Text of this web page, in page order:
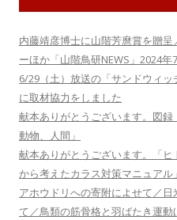
内藤靖彦博士に山階芳麿賞を贈
ーほか「山階鳥研NEWS」2024年
6/29（土）放送の「サンドウィッ
に取材協力をしました
献本ありがとうございます。図録
動物、人間」
献本ありがとうございます。「
から考えたカラス対策マニュアル」
アホウドリへの寄附によせて／
て／鳥類の筋骨格と羽ばたき運動